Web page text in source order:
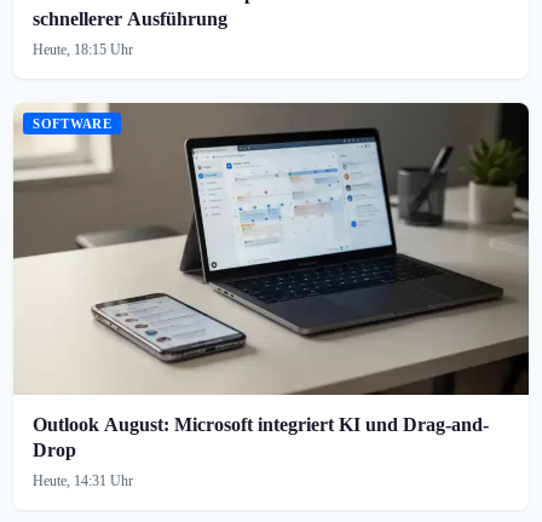
schnellerer Ausführung
Heute, 18:15 Uhr
SOFTWARE
Outlook August: Microsoft integriert KI und Drag-and-
Drop
Heute, 14:31 Uhr